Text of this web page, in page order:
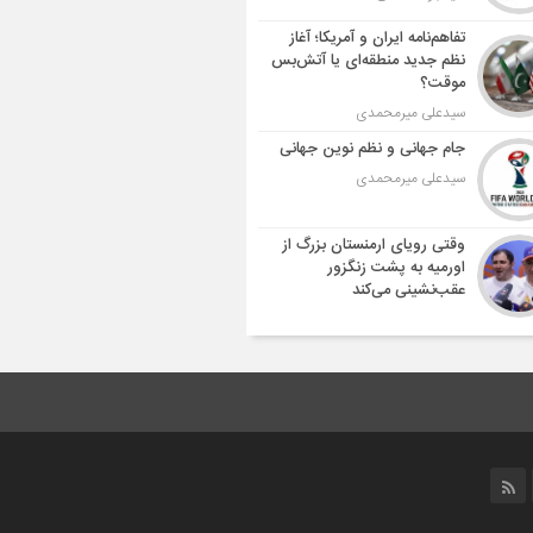
تفاهم‌نامه ایران و آمریکا؛ آغاز
نظم جدید منطقه‌ای یا آتش‌بس
موقت؟
سیدعلی میرمحمدی
جام جهانی و نظم نوین جهانی
سیدعلی میرمحمدی
وقتی رویای ارمنستان بزرگ از
اورمیه به پشت زنگزور
عقب‌نشینی می‌کند